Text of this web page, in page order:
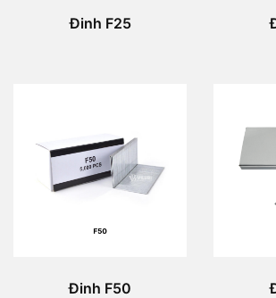
Đinh F25
Đinh F50